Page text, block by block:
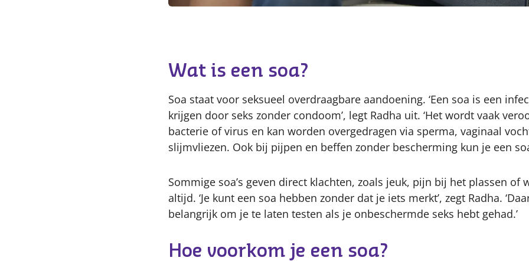
Wat is een soa?
Soa staat voor seksueel overdraagbare aandoening. ‘Een soa is een
krijgen door seks zonder condoom’, legt Radha uit. ‘Het wordt vaak
bacterie of virus en kan worden overgedragen via sperma, vaginaal
slijmvliezen. Ook bij pijpen en beffen zonder bescherming kun je een
Sommige soa’s geven direct klachten, zoals jeuk, pijn bij het plassen of
altijd. ‘Je kunt een soa hebben zonder dat je iets merkt’, zegt Radha.
belangrijk om je te laten testen als je onbeschermde seks hebt gehad.’
Hoe voorkom je een soa?